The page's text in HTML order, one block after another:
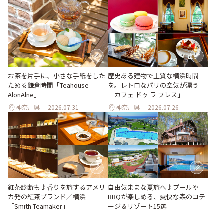
お茶を片手に、小さな手紙をした
ためる鎌倉時間「Teahouse
AlonAlne」
神奈川県 2026.07.31
歴史ある建物で上質な横浜時間
を。レトロなパリの空気が漂う
「カフェ ドゥ ラ プレス」
神奈川県 2026.07.26
紅茶診断も♪香りを旅するアメリ
カ発の紅茶ブランド／横浜
「Smith Teamaker」
自由気ままな夏旅へ♪プールや
BBQが楽しめる、爽快な森のコテ
ージ＆リゾート15選